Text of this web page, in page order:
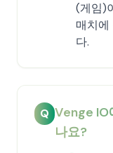
(게임)
매치에
다.
Q Venge IO
나요?